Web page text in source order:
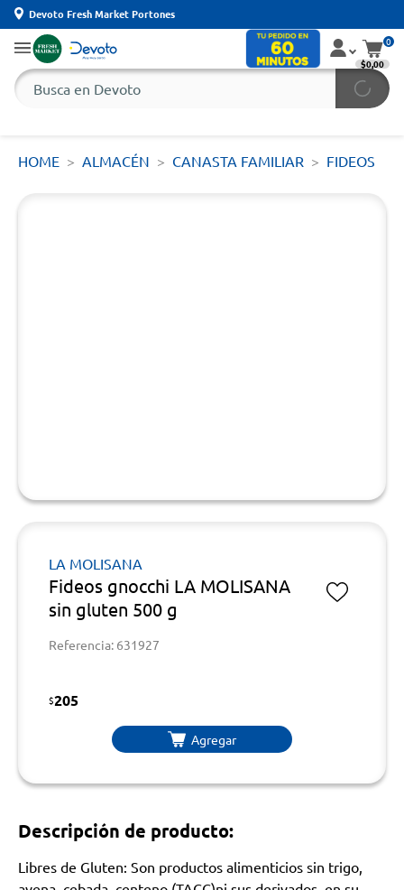
Devoto Fresh Market Portones
0
$0,00
HOME ALMACÉN CANASTA FAMILIAR FIDEOS
LA MOLISANA
Fideos gnocchi LA MOLISANA
sin gluten 500 g
Referencia: 631927
$205
Agregar
Descripción de producto:
Libres de Gluten: Son productos alimenticios sin trigo,